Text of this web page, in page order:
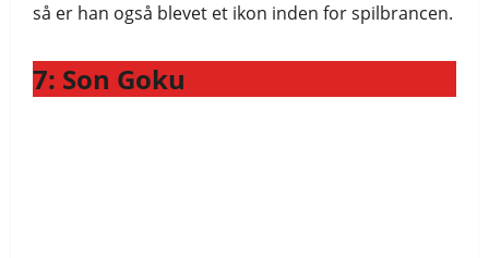
så er han også blevet et ikon inden for spilbrancen.
7: Son Goku